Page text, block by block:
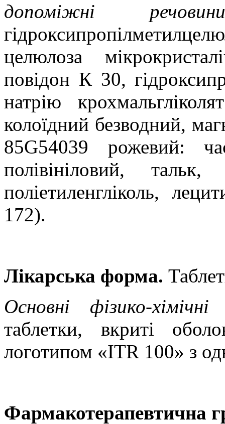
допоміжні
целюлоза
повідон К 30,
натрію
колоїдний безводний,
85G54039 рожевий:
полівініловий,
поліетиленгліколь,
172).
Лікарська форма.
Основні фізико-
таблетки, вкриті
логотипом «ITR 100» з
Фармакотерапевтична